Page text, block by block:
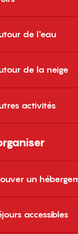
de l'eau
de la neige
activités
un
accessibles